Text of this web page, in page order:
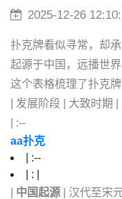
2025-12-26
扑克牌看似寻常，却
起源于中国，远播世
这个表格梳理了扑克
| 发展阶段 | 大致时期
| :--
aa扑克
| :--
| : |
中国起源 | 汉代至宋元